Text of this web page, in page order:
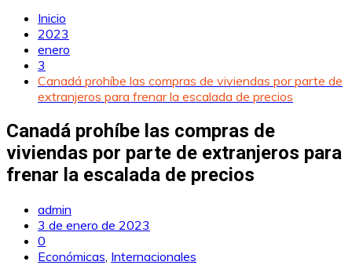
Inicio
2023
enero
3
Canadá prohíbe las compras de viviendas por parte de
extranjeros para frenar la escalada de precios
Canadá prohíbe las compras de
viviendas por parte de extranjeros para
frenar la escalada de precios
admin
3 de enero de 2023
0
Económicas Internacionales